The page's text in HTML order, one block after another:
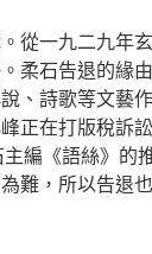
從一九二九年
柔石告退的緣
、詩歌等文藝
正在打版稅訴
編《語絲》的
難，所以告退